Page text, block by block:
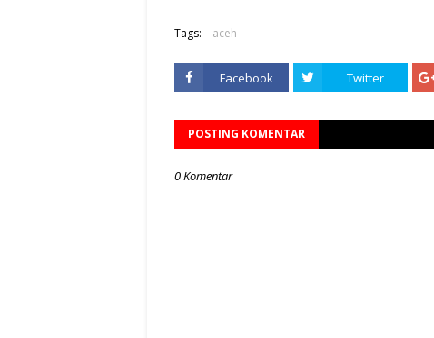
Tags: aceh
Facebook Twitter
POSTING KOMENTAR
0 Komentar